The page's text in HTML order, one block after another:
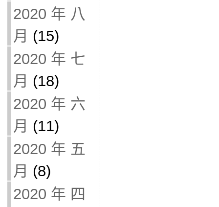
2020 年 八
月 (15)
2020 年 七
月 (18)
2020 年 六
月 (11)
2020 年 五
月 (8)
2020 年 四